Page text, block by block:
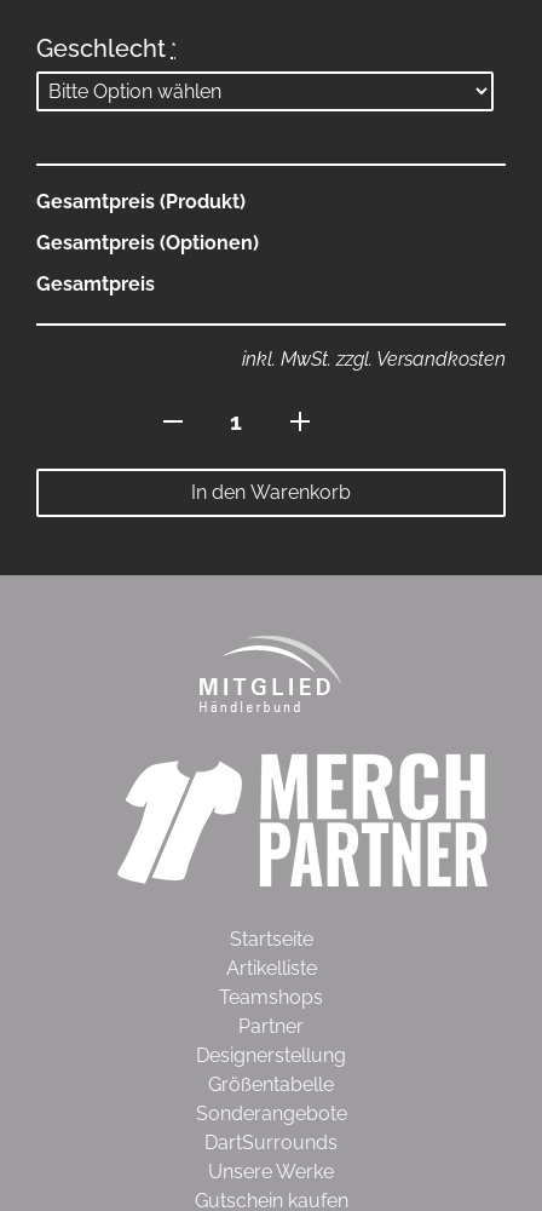
Geschlecht *
Gesamtpreis (Produkt)
Gesamtpreis (Optionen)
Gesamtpreis
inkl. MwSt. zzgl. Versandkosten
Stehkragen
Menge
In den Warenkorb
Startseite
Artikelliste
Teamshops
Partner
Designerstellung
Größentabelle
Sonderangebote
DartSurrounds
Unsere Werke
Gutschein kaufen